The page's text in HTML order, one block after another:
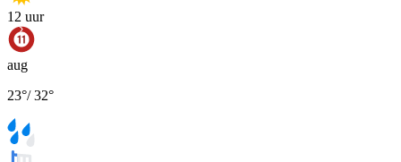
12 uur
aug
23°/32°